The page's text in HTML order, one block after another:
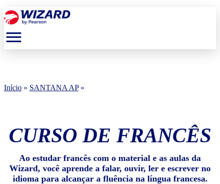
menu
Início » SANTANA AP»
CURSO DE FRANCÊS
Ao estudar francês com o material e as aulas da
Wizard, você aprende a falar, ouvir, ler e escrever no
idioma para alcançar a fluência na língua francesa.